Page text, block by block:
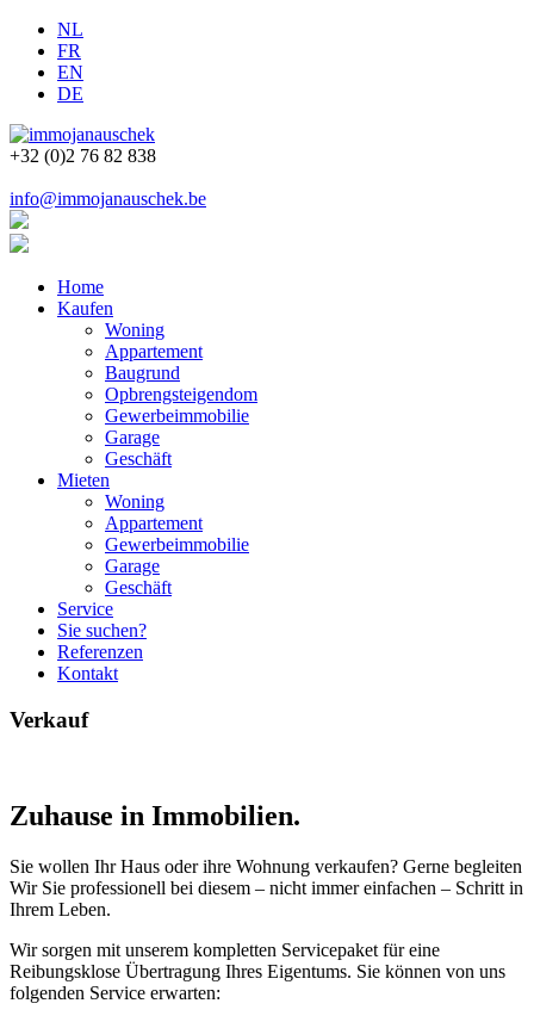
NL
FR
EN
DE
+32 (0)2 76 82 838
info@immojanauschek.be
Home
Kaufen
Woning
Appartement
Baugrund
Opbrengsteigendom
Gewerbeimmobilie
Garage
Geschäft
Mieten
Woning
Appartement
Gewerbeimmobilie
Garage
Geschäft
Service
Sie suchen?
Referenzen
Kontakt
Verkauf
Zuhause in Immobilien.
Sie wollen Ihr Haus oder ihre Wohnung verkaufen? Gerne begleiten
Wir Sie professionell bei diesem – nicht immer einfachen – Schritt in
Ihrem Leben.
Wir sorgen mit unserem kompletten Servicepaket für eine
Reibungsklose Übertragung Ihres Eigentums. Sie können von uns
folgenden Service erwarten: